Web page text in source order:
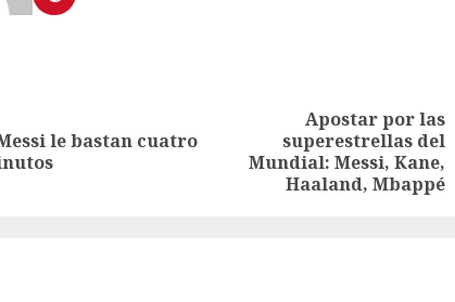
le bastan cuatro
Apostar por las
superestrellas del
Mundial: Messi, Kane,
Haaland, Mbappé